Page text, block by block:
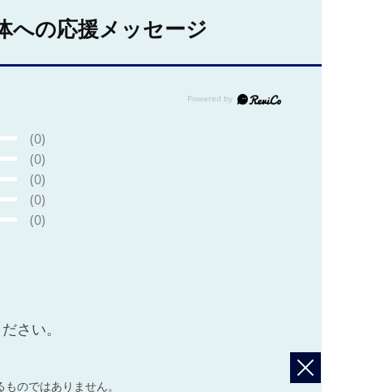
への応援メッセージ
(0)
(0)
(0)
(0)
(0)
さい。
のではありません。